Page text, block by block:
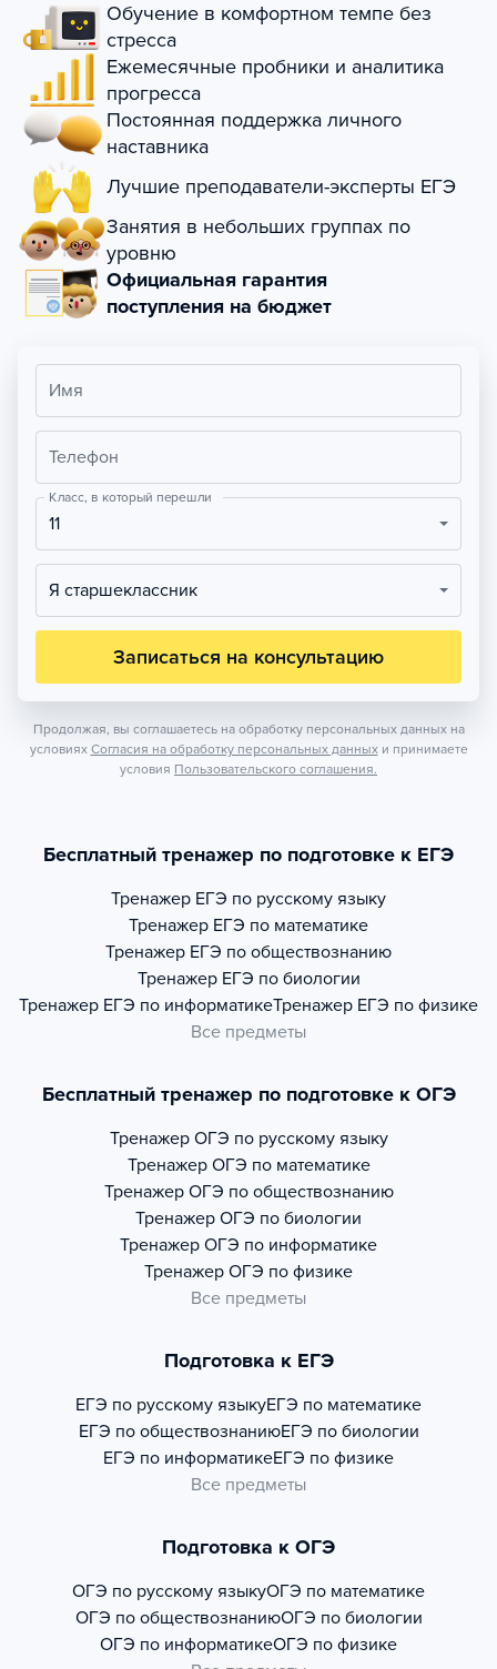
Обучение в комфортном темпе без
стресса
Ежемесячные пробники и аналитика
прогресса
Постоянная поддержка личного
наставника
Лучшие преподаватели-эксперты ЕГЭ
Занятия в небольших группах по
уровню
Официальная гарантия
поступления на бюджет
Имя
Телефон
Класс, в который перешли
11
Я старшеклассник
Записаться на консультацию
Продолжая, вы соглашаетесь на обработку персональных данных на
условиях Согласия на обработку персональных данных и принимаете
условия Пользовательского соглашения.
Бесплатный тренажер по подготовке к ЕГЭ
Тренажер ЕГЭ по русскому языку
Тренажер ЕГЭ по математике
Тренажер ЕГЭ по обществознанию
Тренажер ЕГЭ по биологии
Тренажер ЕГЭ по информатикеТренажер ЕГЭ по физике
Все предметы
Бесплатный тренажер по подготовке к ОГЭ
Тренажер ОГЭ по русскому языку
Тренажер ОГЭ по математике
Тренажер ОГЭ по обществознанию
Тренажер ОГЭ по биологии
Тренажер ОГЭ по информатике
Тренажер ОГЭ по физике
Все предметы
Подготовка к ЕГЭ
ЕГЭ по русскому языкуЕГЭ по математике
ЕГЭ по обществознаниюЕГЭ по биологии
ЕГЭ по информатикеЕГЭ по физике
Все предметы
Подготовка к ОГЭ
ОГЭ по русскому языкуОГЭ по математике
ОГЭ по обществознаниюОГЭ по биологии
ОГЭ по информатикеОГЭ по физике